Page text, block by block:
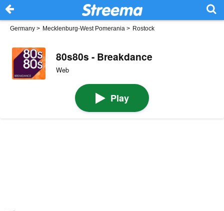
Germany > Mecklenburg-West Pomerania > Rostock
80s80s - Breakdance
Web
Play